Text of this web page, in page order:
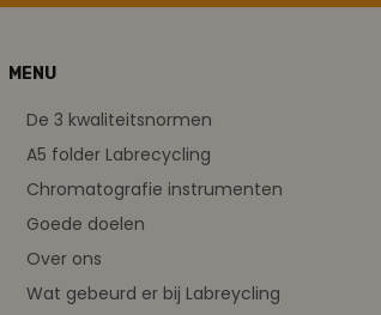
MENU
De 3 kwaliteitsnormen
A5 folder Labrecycling
Chromatografie instrumenten
Goede doelen
Over ons
Wat gebeurd er bij Labreycling